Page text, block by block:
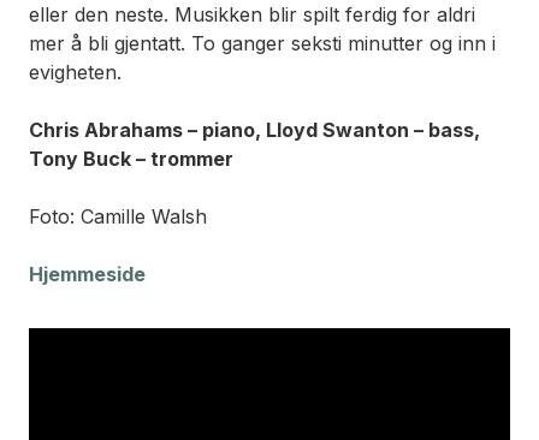
eller den neste. Musikken blir spilt ferdig for aldri
mer å bli gjentatt. To ganger seksti minutter og inn i
evigheten.
Chris Abrahams – piano, Lloyd Swanton – bass,
Tony Buck – trommer
Foto: Camille Walsh
Hjemmeside